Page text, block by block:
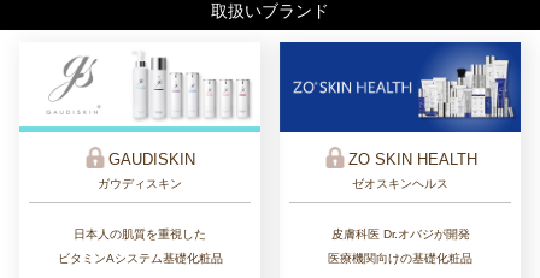
取扱いブランド
GAUDISKIN
ガウディスキン
日本人の肌質を重視した
ビタミンAシステム基礎化粧品
ZO SKIN HEALTH
ゼオスキンヘルス
皮膚科医 Dr.オバジが開発
医療機関向けの基礎化粧品